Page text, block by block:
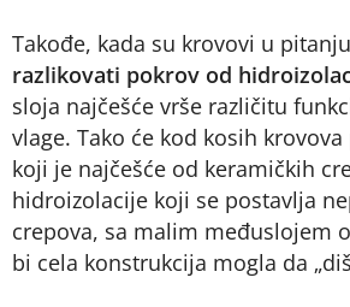
Takođe, kada su krovovi u
razlikovati pokrov od
sloja najčešće vrše različitu
vlage. Tako će kod kosih
koji je najčešće od keramičkih
hidroizolacije koji se postavlja
crepova, sa malim međuslojem
bi cela konstrukcija mogla da